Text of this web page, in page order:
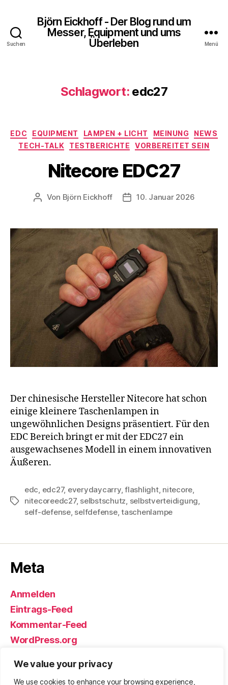
We value your privacy
We use cookies to enhance your browsing experience,
Suchen
Björn Eickhoff - Der Blog rund um
Messer, Equipment und ums
Überleben
Menü
Schlagwort: edc27
Kategorien
EDC EQUIPMENT LAMPEN + LICHT MEINUNG
NEWS
TECH-TALK
TESTBERICHTE VORBEREITET SEIN
Nitecore EDC27
Beitragsautor
Von Björn Eickhoff Veröffentlichungsdatum
10. Januar 2026
Der chinesische Hersteller Nitecore hat schon
einige kleinere Taschenlampen in
ungewöhnlichen Designs präsentiert. Für den
EDC Bereich bringt er mit der EDC27 ein
ausgewachsenes Modell in einem innovativen
Äußeren.
Schlagwörter
edc, edc27, everydaycarry,flashlight, nitecore,
nitecoreedc27, selbstschutz, selbstverteidigung,
self-defense, selfdefense,taschenlampe
Meta
Anmelden
Eintrags-Feed
Kommentar-Feed
WordPress.org